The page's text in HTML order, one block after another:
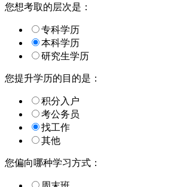
您想考取的层次是：
专科学历
本科学历
研究生学历
您提升学历的目的是：
积分入户
考公务员
找工作
其他
您偏向哪种学习方式：